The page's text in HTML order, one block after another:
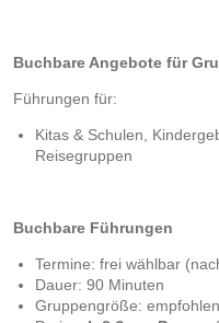
Buchbare Angebote für
Führungen für:
Kitas & Schulen,
Reisegruppen
Buchbare Führungen
Termine: frei wählbar
Dauer: 90 Minuten
Gruppengröße: